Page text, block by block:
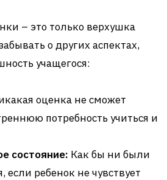
– это только верхушка
о других аспектах,
учащегося:
оценка не сможет
потребность учиться и
состояние: Как бы ни были
если ребенок не чувствует